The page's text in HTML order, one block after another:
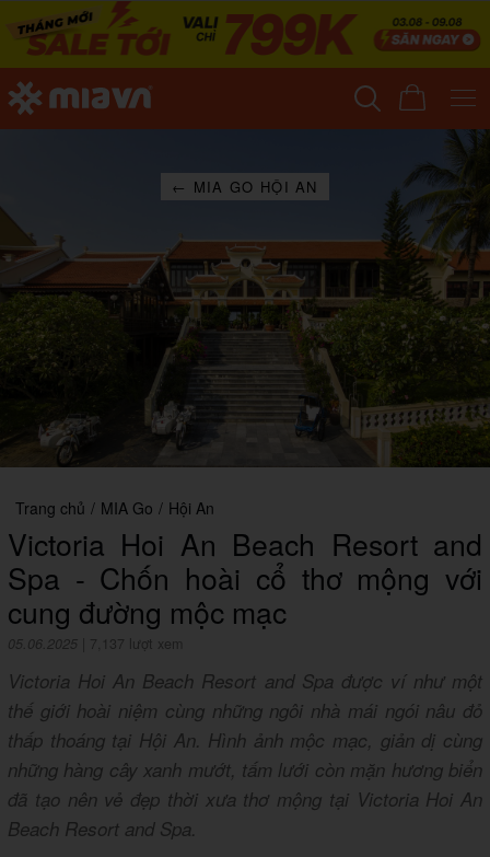
← MIA GO HỘI AN
Trang chủ / MIA Go / Hội An
Victoria Hoi An Beach Resort and
Spa - Chốn hoài cổ thơ mộng với
cung đường mộc mạc
05.06.2025 7,137 lượt xem
Victoria Hoi An Beach Resort and Spa được ví như một
thế giới hoài niệm cùng những ngôi nhà mái ngói nâu đỏ
thấp thoáng tại Hội An. Hình ảnh mộc mạc, giản dị cùng
những hàng cây xanh mướt, tấm lưới còn mặn hương biển
đã tạo nên vẻ đẹp thời xưa thơ mộng tại Victoria Hoi An
Beach Resort and Spa.